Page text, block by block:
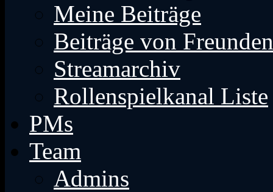
Meine Beiträge
Beiträge von Freunden
Streamarchiv
Rollenspielkanal Liste
PMs
Team
Admins